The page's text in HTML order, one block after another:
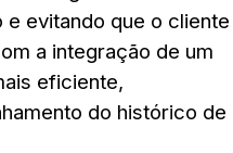
e evitando que o cliente
a integração de um
eficiente,
do histórico de